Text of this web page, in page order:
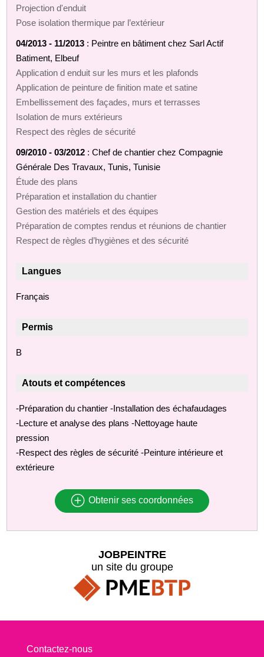
Projection d'enduit
Pose isolation thermique par l’extérieur
04/2013 - 11/2013 : Peintre en bâtiment chez Sarl Actif
Batiment, Elbeuf
Application d enduit sur les murs et les plafonds
Application de peinture de finition mate et satine
Embellissement des façades, murs et terrasses
Isolation de murs extérieurs
Respect des règles de sécurité
09/2010 - 03/2012 : Chef de chantier chez Compagnie
Générale Des Travaux, Tunis, Tunisie
Étude des plans
Préparation et installation du chantier
Gestion des matériels et des équipes
Préparation de comptes rendus et réunions de chantier
Respect de règles d’hygiènes et des sécurité
Langues
Français
Permis
B
Atouts et compétences
-Préparation du chantier -Installation des échafaudages
-Lecture et analyse des plans -Nettoyage haute
pression
-Respect des règles de sécurité -Peinture intérieure et
extérieure
Obtenir ses coordonnées
JOBPEINTRE
un site du groupe
Contactez-nous